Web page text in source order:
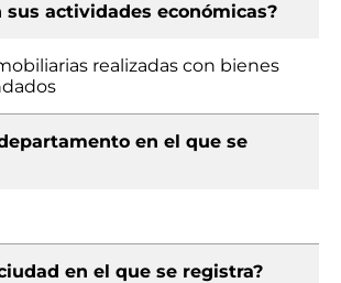
sus actividades económicas?
realizadas con bienes
en el que se
en el que se registra?